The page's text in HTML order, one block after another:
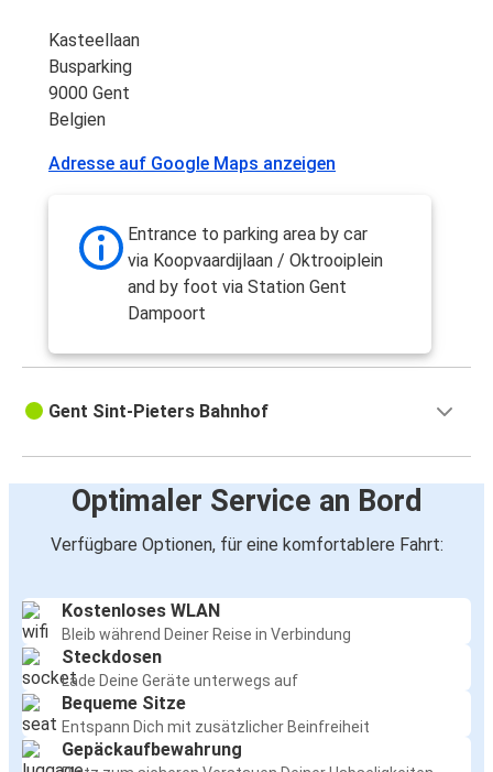
Kasteellaan
Busparking
9000 Gent
Belgien
Adresse auf Google Maps anzeigen
Entrance to parking area by car
via Koopvaardijlaan / Oktrooiplein
and by foot via Station Gent
Dampoort
Gent Sint-Pieters Bahnhof
Optimaler Service an Bord
Verfügbare Optionen, für eine komfortablere Fahrt:
Kostenloses WLAN
Bleib während Deiner Reise in Verbindung
Steckdosen
Lade Deine Geräte unterwegs auf
Bequeme Sitze
Entspann Dich mit zusätzlicher Beinfreiheit
Gepäckaufbewahrung